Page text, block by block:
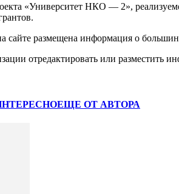
«Университет НКО — 2»,
сайте размещена информация о
отредактировать или разместить
ЕЩЕ ОТ АВТОРА